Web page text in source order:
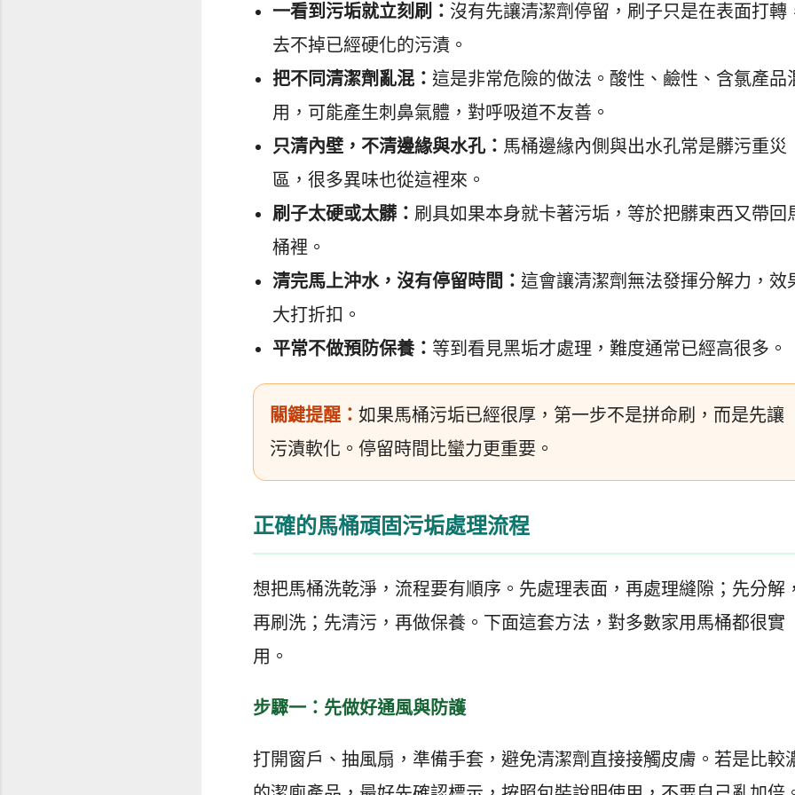
一看到污垢就立刻刷： 沒有先讓清潔劑停留，刷子只是在表面打轉
去不掉已經硬化的污漬。
把不同清潔劑亂混： 這是非常危險的做法。酸性、鹼性、含氯產品
用，可能產生刺鼻氣體，對呼吸道不友善。
只清內壁，不清邊緣與水孔： 馬桶邊緣內側與出水孔常是髒污重災
區，很多異味也從這裡來。
刷子太硬或太髒： 刷具如果本身就卡著污垢，等於把髒東西又帶回
桶裡。
清完馬上沖水，沒有停留時間： 這會讓清潔劑無法發揮分解力，效
大打折扣。
平常不做預防保養： 等到看見黑垢才處理，難度通常已經高很多。
關鍵提醒： 如果馬桶污垢已經很厚，第一步不是拼命刷，而是先讓
污漬軟化。停留時間比蠻力更重要。
正確的馬桶頑固污垢處理流程
想把馬桶洗乾淨，流程要有順序。先處理表面，再處理縫隙；先分解，
再刷洗；先清污，再做保養。下面這套方法，對多數家用馬桶都很實
用。
步驟一：先做好通風與防護
打開窗戶、抽風扇，準備手套，避免清潔劑直接接觸皮膚。若是比較